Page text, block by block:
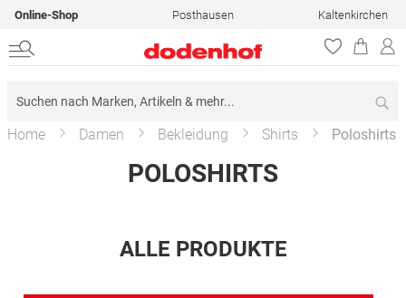
Online-Shop Posthausen Kaltenkirchen
Home Damen Bekleidung Shirts Poloshirts
POLOSHIRTS
ALLE PRODUKTE